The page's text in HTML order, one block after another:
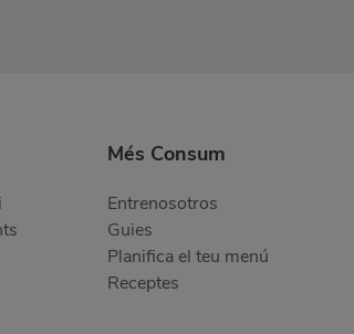
Més Consum
Entrenosotros
Guies
Planifica el teu menú
Receptes